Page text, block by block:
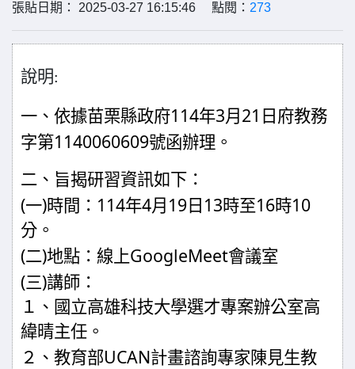
張貼日期： 2025-03-27 16:15:46 點閱： 273
說明:
一、依據苗栗縣政府114年3月 21 日府教務
字第1140060609號函辦理。
二、旨揭研習資訊如下：
(一)時間： 114年4月 19 日 13時至16時10
分。
(二)地點：線上GoogleMeet會議室
(三)講師：
１、國立高雄科技大學選才專案辦公室高
緯晴主任。
２、教育部UCAN計畫諮詢專家陳見生教